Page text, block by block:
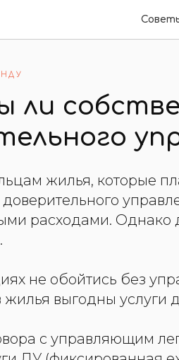
ли
жилья, которые
доверительного
расходами. Однако
не обойтись без
жилья выгодны услуги
с управляющим